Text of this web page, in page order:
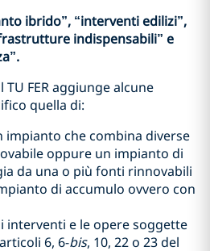
ibrido”, “interventi edilizi”,
indispensabili” e
FER aggiunge alcune
quella di:
impianto che combina diverse
oppure un impianto di
da una o più fonti rinnovabili
di accumulo ovvero con
interventi e le opere soggette
6, 6-bis, 10, 22 o 23 del